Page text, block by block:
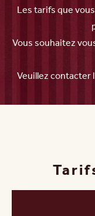
Les tarifs que
Vous souhaitez
Veuillez contacter